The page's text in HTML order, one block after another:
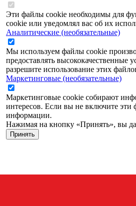
Эти файлы cookie необходимы для
cookie или уведомлял вас об их
Аналитические (необязательные)
Мы используем файлы cookie
предоставлять
разрешите использование этих
Маркетинговые (необязательные)
Маркетинговые cookie собирают
интересов. Если вы не включите эти
информации.
Нажимая на кнопку «Принять», вы
Принять